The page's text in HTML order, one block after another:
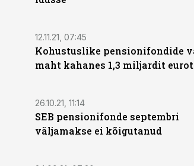
12.11.21, 07:45
Kohustuslike pensionifondide
maht kahanes 1,3 miljardit eurot
26.10.21, 11:14
SEB pensionifonde septembri
väljamakse ei kõigutanud